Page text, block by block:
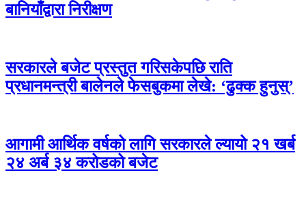
बानियाँद्वारा निरीक्षण
सरकारले बजेट प्रस्तुत गरिसकेपछि राति
प्रधानमन्त्री बालेनले फेसबुकमा लेखे: ‘ढुक्क हुनुस्’
आगामी आर्थिक वर्षको लागि सरकारले ल्यायो २१ खर्ब
२४ अर्ब ३४ करोडको बजेट